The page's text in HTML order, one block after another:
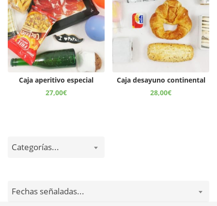
Caja aperitivo especial
27,00€
Caja desayuno continental
28,00€
Categorías...
Fechas señaladas...